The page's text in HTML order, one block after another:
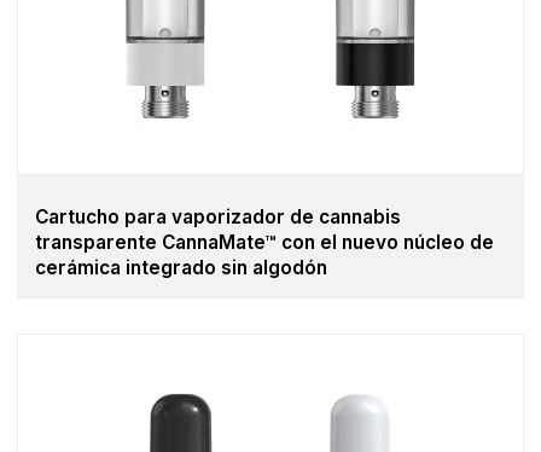
Cartucho para vaporizador de cannabis
transparente CannaMate™ con el nuevo núcleo de
cerámica integrado sin algodón